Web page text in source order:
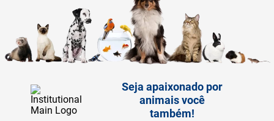
Seja apaixonado por
animais você
também!